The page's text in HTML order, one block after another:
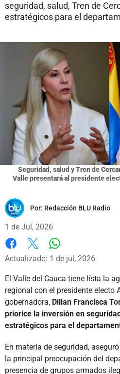
seguridad, salud, Tren de
estratégicos para el
Seguridad, salud y Tren de
Valle presentará al presidente
Por: Redacción BLU Radio
1 de Jul, 2026
Facebook
X
Actualizado: 1 de jul, 2026
El Valle del Cauca tiene lista la
regional con el presidente electo
gobernadora, Dilian Francisca
priorice la inversión en
estratégicos para el
En materia de seguridad,
la principal preocupación del
presencia de grupos armados